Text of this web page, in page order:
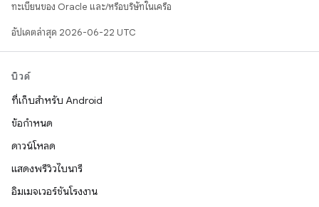
ทะเบียนของ Oracle และ/หรือบริษัทในเครือ
อัปเดตล่าสุด 2026-06-22 UTC
บิวด์
ที่เก็บสำหรับ Android
ข้อกำหนด
ดาวน์โหลด
แสดงพรีวิวไบนารี
อิมเมจเวอร์ชันโรงงาน